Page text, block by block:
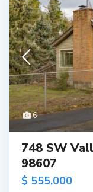
6
748 SW
98607
$ 555,000